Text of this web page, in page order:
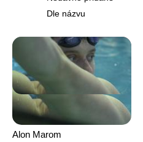
Dle názvu
Alon Marom